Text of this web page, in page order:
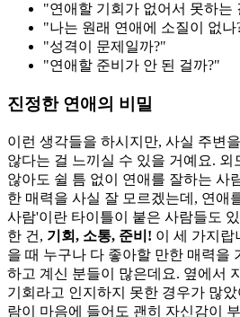
"연애할 기회가 없어서 못하는
"나는 원래 연애에 소질이 없나
"성격이 문제일까?"
"연애할 준비가 안 된 걸까?"
진정한 연애의 비밀
이런 생각들을 하시지만, 사실 주변
않다는 걸 느끼실 수 있을 거예요. 외
않아도 쉴 틈 없이 연애를 잘하는 사
한 매력을 사실 잘 모르겠는데, 연애
사람'이란 타이틀이 붙은 사람들도
한 건, 기회, 소통, 준비! 이 세 가지랍
을 때 누구나 다 좋아할 만한 매력을
하고 계신 분들이 많은데요. 옆에서
기회라고 인지하지 못한 경우가 많
람이 마음에 들어도 괜히 자신감이